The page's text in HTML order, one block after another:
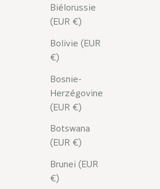
Biélorussie
(EUR €)
Bolivie (EUR
€)
Bosnie-
Herzégovine
(EUR €)
Botswana
(EUR €)
Brunei (EUR
€)
NOS ACTIFS
Zoom sur l'aloe vera